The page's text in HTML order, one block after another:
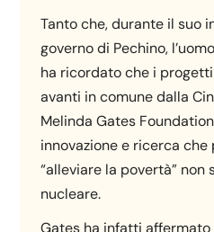
Tanto che, durante il suo
governo di Pechino,
ha ricordato che i
avanti in comune dalla
Melinda Gates
innovazione e ricerca
“alleviare la povertà” non
nucleare.
Gates ha infatti